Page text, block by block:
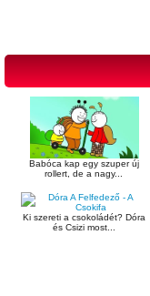
Babóca kap egy szuper új
rollert, de a nagy...
Ki szereti a csokoládét? Dóra
és Csizi most...